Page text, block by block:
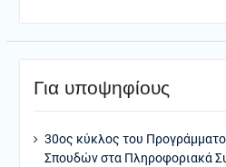
Για υποψηφίους
30ος κύκλος του
Σπουδών στα Πληροφοριακά